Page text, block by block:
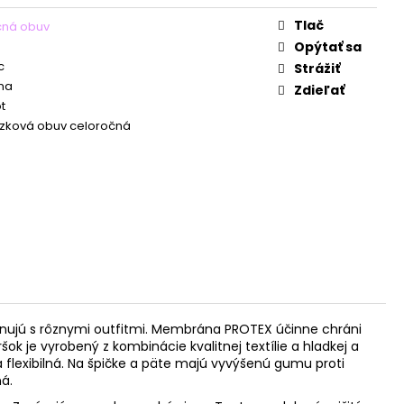
obuv
obuv celoročná
Tlač
Opýtať sa
Strážiť
Zdieľať
s rôznymi outfitmi. Membrána PROTEX účinne chráni
je vyrobený z kombinácie kvalitnej textílie a hladkej a
Na špičke a päte majú vyvýšenú gumu proti